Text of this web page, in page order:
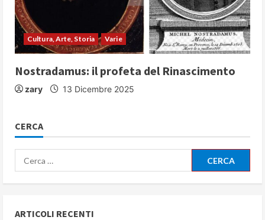
Cultura, Arte, Storia Varie
Nostradamus: il profeta del Rinascimento
zary 13 Dicembre 2025
CERCA
Ricerca
per:
ARTICOLI RECENTI